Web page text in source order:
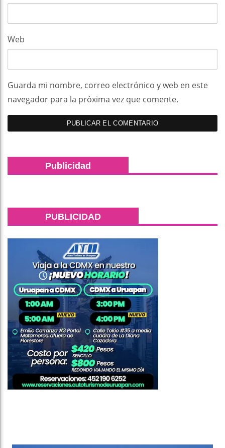
Web
Guarda mi nombre, correo electrónico y web en este
navegador para la próxima vez que comente.
Publicidad
PUBLICIDAD